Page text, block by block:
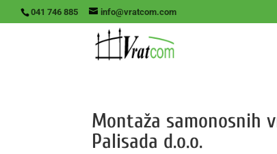
041 746 885 info@vratcom.com
Montaža samonosnih
Palisada d.o.o.